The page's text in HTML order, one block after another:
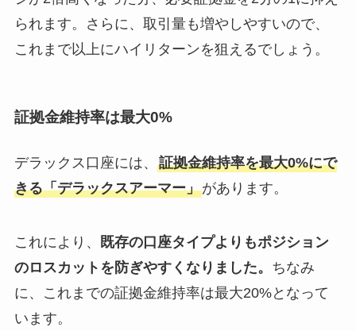
られます。さらに、取引量も増やしやすいので、
これまで以上にハイリターンを狙えるでしょう。
証拠金維持率は最大0%
デラックス口座には、 証拠金維持率を最大0%にで
きる「デラックスアーマー」があります。
これにより、
既存の口座タイプよりもポジション
のロスカットを防ぎやすくなりました。 ちなみ
に、これまでの証拠金維持率は最大20%となって
います。